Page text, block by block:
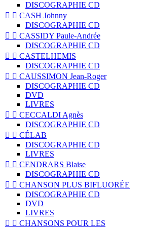
DISCOGRAPHIE CD
  CASH Johnny
DISCOGRAPHIE CD
  CASSIDY Paule-Andrée
DISCOGRAPHIE CD
  CASTELHEMIS
DISCOGRAPHIE CD
  CAUSSIMON Jean-Roger
DISCOGRAPHIE CD
DVD
LIVRES
  CECCALDI Agnès
DISCOGRAPHIE CD
  CÉLAB
DISCOGRAPHIE CD
LIVRES
  CENDRARS Blaise
DISCOGRAPHIE CD
  CHANSON PLUS BIFLUORÉE
DISCOGRAPHIE CD
DVD
LIVRES
  CHANSONS POUR LES